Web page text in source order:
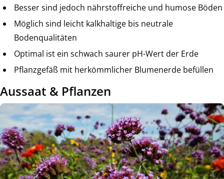
Besser sind jedoch nährstoffreiche und humose Böden
Möglich sind leicht kalkhaltige bis neutrale
Bodenqualitäten
Optimal ist ein schwach saurer pH-Wert der Erde
Pflanzgefäß mit herkömmlicher Blumenerde befüllen
Aussaat & Pflanzen